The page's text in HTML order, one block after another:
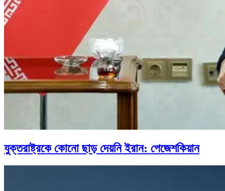
যুক্তরাষ্ট্রকে কোনো ছাড় দেয়নি ইরান: পেজেশকিয়ান